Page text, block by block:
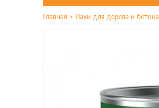
Главная > Лаки для дерева и бетона